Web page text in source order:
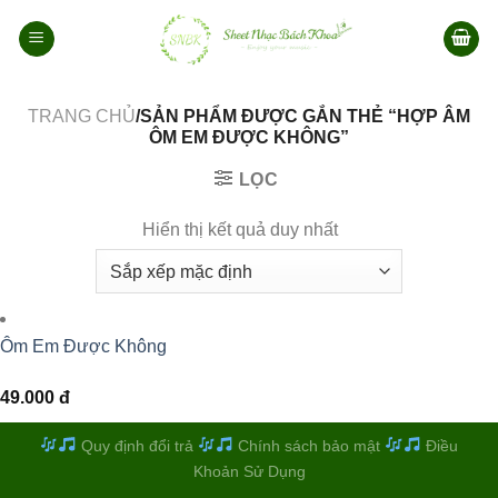
qua
TRANG CHỦ/SẢN PHẨM ĐƯỢC GẮN THẺ “HỢP ÂM
ÔM EM ĐƯỢC KHÔNG”
LỌC
Hiển thị kết quả duy nhất
Ôm Em Được Không
49.000 đ
Quy định đổi trả Chính sách bảo mật
Điều
Khoản Sử Dụng